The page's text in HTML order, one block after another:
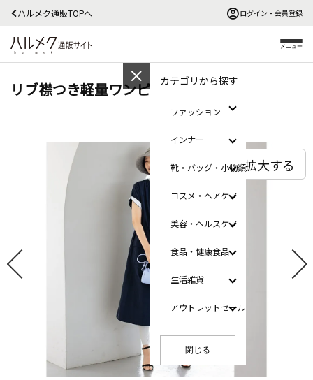
ハルメク通販TOPへ ログイン・会員登録
メニュー
カテゴリから探す
ファッション
インナー
靴・バッグ・小物類
コスメ・ヘアケア
美容・ヘルスケア
食品・健康食品
生活雑貨
アウトレットセール
閉じる
リブ襟つき軽量ワンピース
拡大する